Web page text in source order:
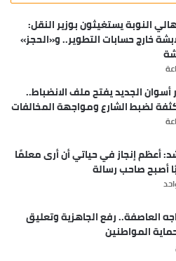
النوبة يستغيثون بوزير النقل:
خارج حسابات التطوير.. و«الحجز»
أسوان الجديد يفتح ملف الانضباط..
لضبط الشارع ومواجهة المخالفات
أعظم إنجاز في حياتي أن أرى معلمًا
أصبح صاحب رسالة
العاصفة.. رفع الجاهزية وتعليق
المواطنين